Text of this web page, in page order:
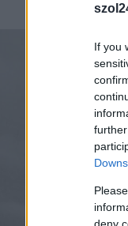
If you
deny